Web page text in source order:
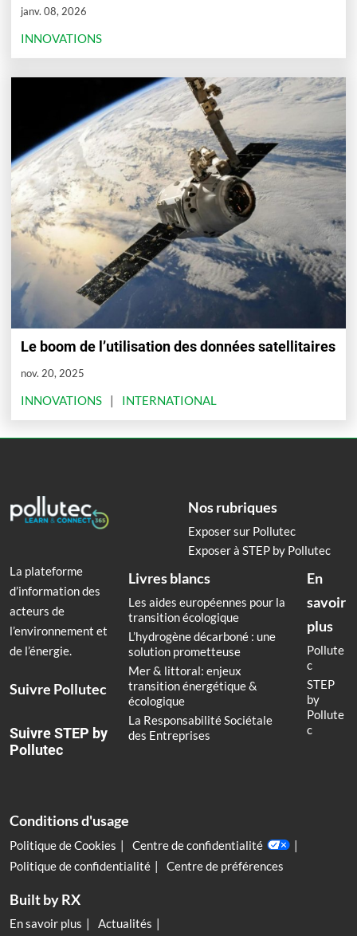
janv. 08, 2026
INNOVATIONS
Le boom de l’utilisation des données satellitaires
nov. 20, 2025
INNOVATIONS INTERNATIONAL
La plateforme
d’information des
acteurs de
l’environnement et
de l’énergie.
Suivre Pollutec
Suivre STEP by
Pollutec
Nos rubriques
Exposer sur Pollutec
Exposer à STEP by Pollutec
Livres blancs
Les aides européennes pour la
transition écologique
L’hydrogène décarboné : une
solution prometteuse
Mer & littoral: enjeux
transition énergétique &
écologique
La Responsabilité Sociétale
des Entreprises
En
savoir
plus
Pollute
c
STEP
by
Pollute
c
Conditions d'usage
Politique de Cookies
Centre de confidentialité
Politique de confidentialité
Centre de préférences
Built by RX
En savoir plus
Actualités